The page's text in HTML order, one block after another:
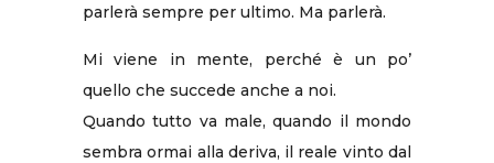
parlerà sempre per ultimo. Ma parlerà.
Mi viene in mente, perché è un po’
quello che succede anche a noi.
Quando tutto va male, quando il mondo
sembra ormai alla deriva, il reale vinto dal